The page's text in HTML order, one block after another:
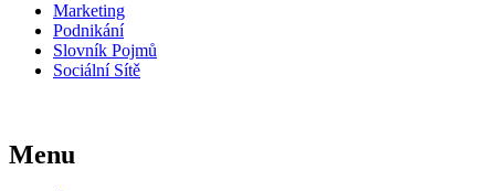
Marketing
Podnikání
Slovník Pojmů
Sociální Sítě
Menu